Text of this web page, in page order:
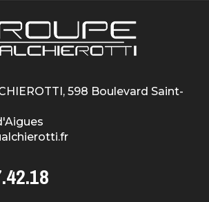
598 Boulevard Saint-